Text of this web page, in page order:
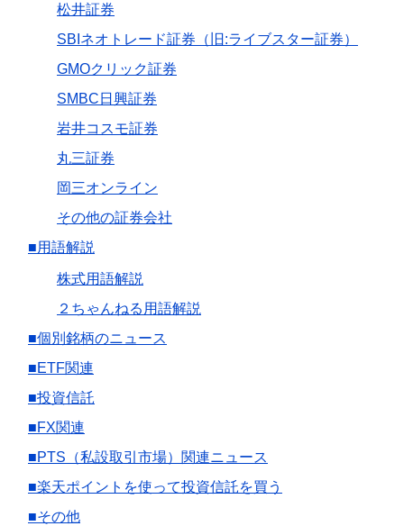
松井証券
SBIネオトレード証券（旧:ライブスター証券）
GMOクリック証券
SMBC日興証券
岩井コスモ証券
丸三証券
岡三オンライン
その他の証券会社
■用語解説
株式用語解説
２ちゃんねる用語解説
■個別銘柄のニュース
■ETF関連
■投資信託
■FX関連
■PTS（私設取引市場）関連ニュース
■楽天ポイントを使って投資信託を買う
■その他